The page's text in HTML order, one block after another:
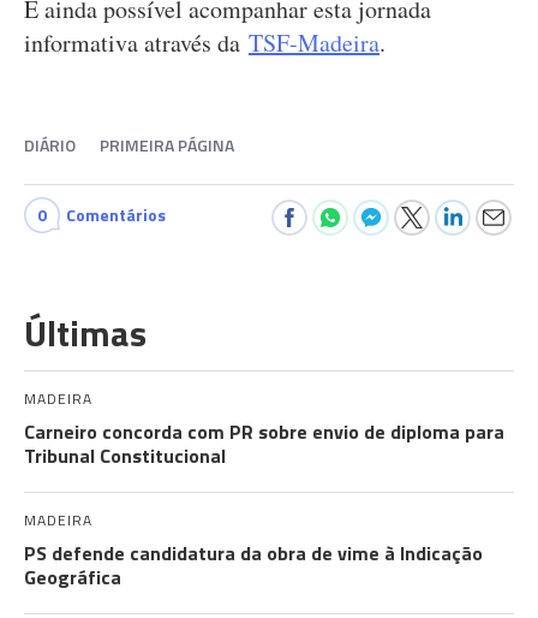
É ainda possível acompanhar esta jornada
informativa através da TSF-Madeira.
DIÁRIO PRIMEIRA PÁGINA
0 Comentários
Últimas
MADEIRA
Carneiro concorda com PR sobre envio de diploma para
Tribunal Constitucional
MADEIRA
PS defende candidatura da obra de vime à Indicação
Geográfica